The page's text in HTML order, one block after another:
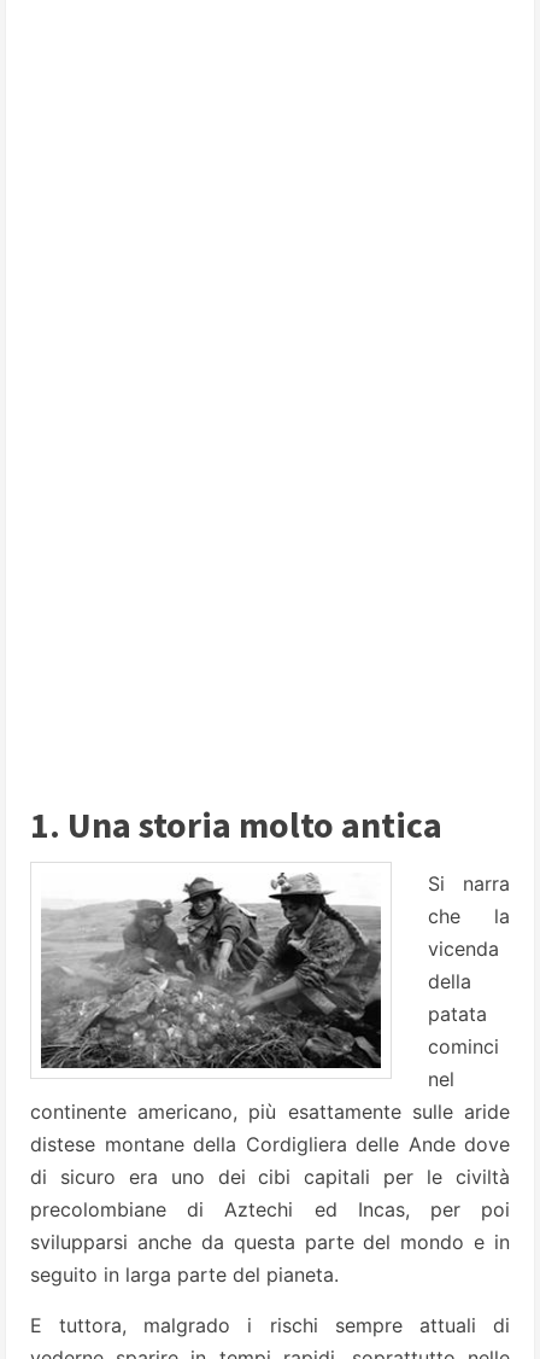
1. Una storia molto antica
Si narra
che la
vicenda
della
patata
cominci
nel
continente americano, più esattamente sulle aride
distese montane della Cordigliera delle Ande dove
di sicuro era uno dei cibi capitali per le civiltà
precolombiane di Aztechi ed Incas, per poi
svilupparsi anche da questa parte del mondo e in
seguito in larga parte del pianeta.
E tuttora, malgrado i rischi sempre attuali di